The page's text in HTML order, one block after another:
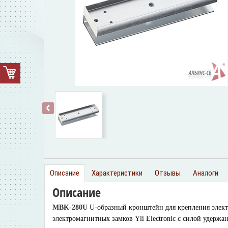
‹
Описание Характеристики Отзывы Аналоги
Описание
MBK-280U U-oбразный кронштейн для крепления
электромагнитных замков Yli Electronic с силой